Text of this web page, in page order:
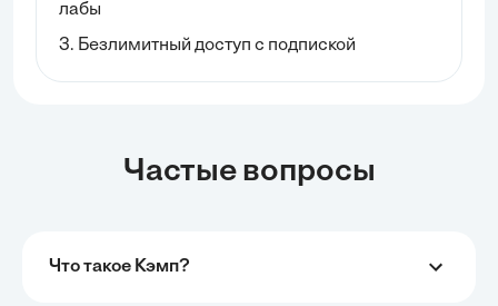
лабы
3. Безлимитный доступ с подпиской
Частые вопросы
Что такое Кэмп?